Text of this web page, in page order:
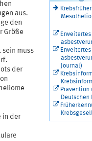
aus.
den
Größe
muss
der
in der
Journal)
Prävention
Deutschen